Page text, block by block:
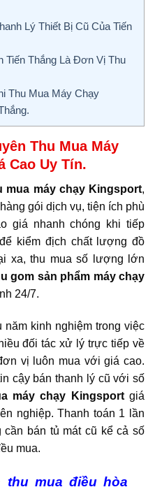
Lý Thiết Bị Cũ Của Tiến
Tiến Thắng Là Đơn Vị Thu
Thu Mua Máy Chạy
Thu Mua Máy
Cao Uy Tín.
mua máy chạy Kingsport,
gói dịch vụ, tiện ích phù
giá nhanh chóng khi tiếp
kiểm địch chất lượng đồ
xa, thu mua số lượng lớn
gom sản phẩm máy chạy
24/7.
năm kinh nghiệm trong việc
đối tác xử lý trực tiếp về
vị luôn mua với giá cao.
cậy bán thanh lý cũ với số
máy chạy Kingsportgiá
nghiệp. Thanh toán 1 lần
cần bán tủ mát cũ kể cả số
mua.
thu mua điều hòa